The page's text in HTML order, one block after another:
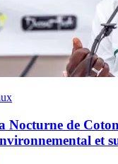
Nocturne de
et